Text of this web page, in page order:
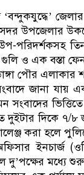
‘বন্দুকযুদ্ধে’
উপজেলার
পরিদর্শকসহ
ও এক বস্তা
পৌর এলাকার
জানা যায়
সংবাদের
দুইটার দিকে ৭/
করা হলে
অফিসার
দু’পক্ষের মধ্যে